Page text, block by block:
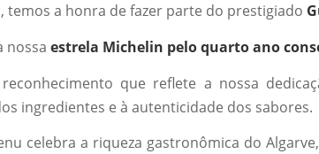
temos a honra de fazer parte do prestigiado
nossa estrela Michelin pelo quarto ano
que reflete a nossa
ingredientes e à autenticidade dos sabores.
celebra a riqueza gastronômica do